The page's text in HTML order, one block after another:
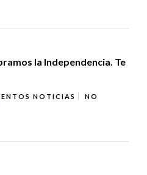
la Independencia. Te
NOTICIAS
NO